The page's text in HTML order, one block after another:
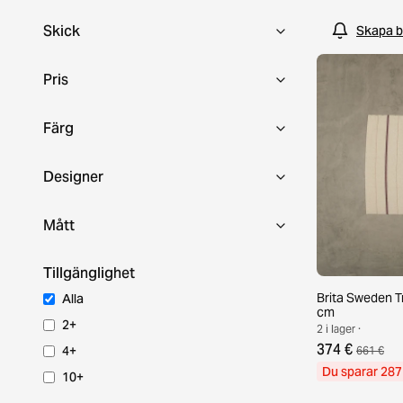
en andra chans i nya hem.
Skick
Pris
Färg
Designer
Mått
Tillgänglighet
Alla
2+
4+
10+
Skapa
Brita Sweden
cm
2 i lager ·
374 € 661 €
Du sparar